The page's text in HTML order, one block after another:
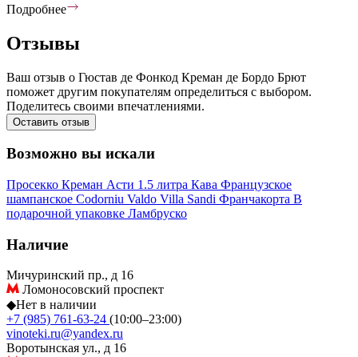
Подробнее
Отзывы
Ваш отзыв о Гюстав де Фонкод Креман де Бордо Брют
поможет другим покупателям определиться с выбором.
Поделитесь своими впечатлениями.
Оставить отзыв
Возможно вы искали
Просекко Креман Асти 1.5 литра Кава Французское
шампанское Codorniu Valdo Villa Sandi Франчакорта В
подарочной упаковке Ламбруско
Наличие
Мичуринский пр., д 16
Ломоносовский проспект
◆Нет в наличии
+7 (985) 761-63-24 (10:00–23:00)
vinoteki.ru@yandex.ru
Воротынская ул., д 16